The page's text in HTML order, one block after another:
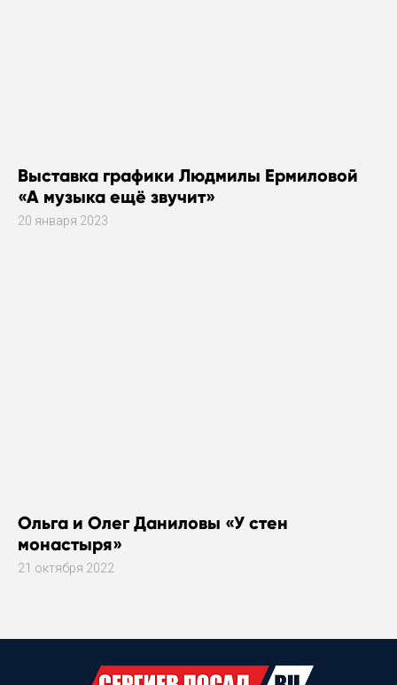
Выставка графики Людмилы Ермиловой
«А музыка ещё звучит»
20 января 2023
Ольга и Олег Даниловы «У стен
монастыря»
21 октября 2022